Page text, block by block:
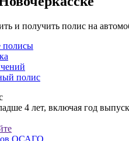
и получить полис на
полисы
полис
4 лет, включая год